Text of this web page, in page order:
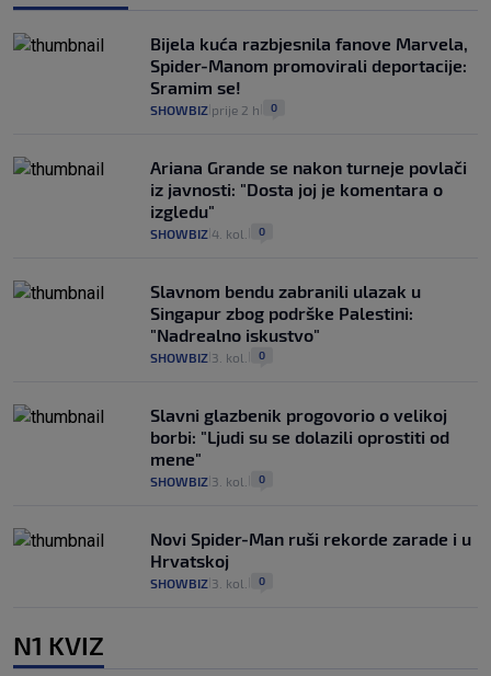
Bijela kuća razbjesnila fanove Marvela,
Spider-Manom promovirali deportacije:
Sramim se!
SHOWBIZ prije 2 h 0
Ariana Grande se nakon turneje povlači
iz javnosti: "Dosta joj je komentara o
izgledu"
SHOWBIZ 4. kol. 0
Slavnom bendu zabranili ulazak u
Singapur zbog podrške Palestini:
"Nadrealno iskustvo"
SHOWBIZ 3. kol. 0
Slavni glazbenik progovorio o velikoj
borbi: "Ljudi su se dolazili oprostiti od
mene"
SHOWBIZ 3. kol. 0
Novi Spider-Man ruši rekorde zarade i u
Hrvatskoj
SHOWBIZ 3. kol. 0
N1 KVIZ